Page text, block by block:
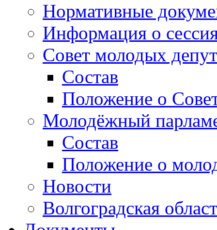
Нормативные
Информация о
Совет молодых
Состав
Положение о
Молодёжный
Состав
Положение о
Новости
Волгоградская